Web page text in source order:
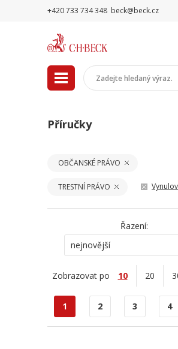
+420 733 734 348 beck@beck.cz
Příručky
OBČANSKÉ PRÁVO
TRESTNÍ PRÁVO
Řazení:
nejnovější
Zobrazovat po 10 20
1 2 3 4